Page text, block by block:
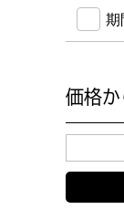
期
価格
下限金